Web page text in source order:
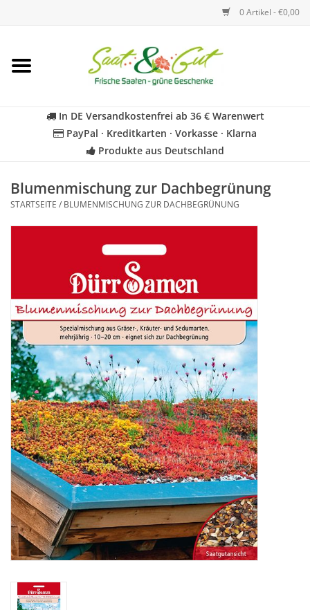
0 Artikel - €0,00
Startseite
Kräuter
Geschenkideen
Katalog
In DE Versandkostenfrei ab 36 € Warenwert
PayPal · Kreditkarten · Vorkasse · Klarna
Produkte aus Deutschland
Blumenmischung zur Dachbegrünung
STARTSEITE / BLUMENMISCHUNG ZUR DACHBEGRÜNUNG